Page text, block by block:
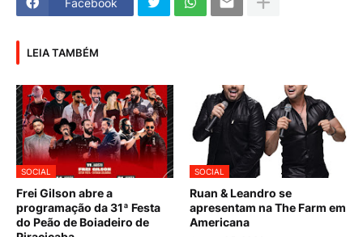
LEIA TAMBÉM
SOCIAL
Frei Gilson abre a
programação da 31ª Festa
do Peão de Boiadeiro de
SOCIAL
Ruan & Leandro se
apresentam na The Farm em
Americana